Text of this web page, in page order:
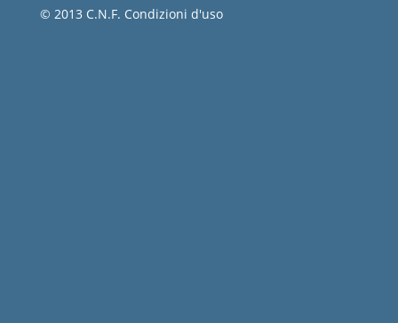
© 2013 C.N.F. Condizioni d'uso